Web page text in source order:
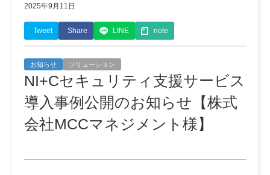
2025年9月11日
Tweet Share LINE note
お知らせ ソリューション
NI+Cセキュリティ支援サービス
導入事例公開のお知らせ【株式
会社MCCマネジメント様】